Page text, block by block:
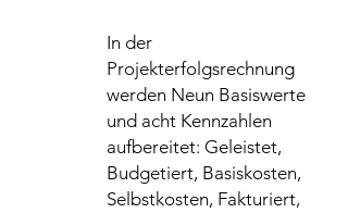
In der
Projekterfolgsrechnung
werden Neun Basiswerte
und acht Kennzahlen
aufbereitet: Geleistet,
Budgetiert, Basiskosten,
Selbstkosten, Fakturiert,